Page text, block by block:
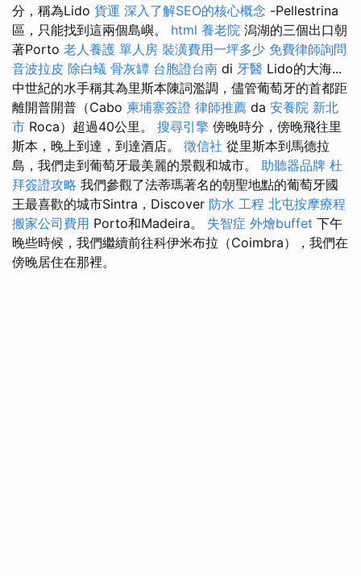
分，稱為Lido 貨運 深入了解SEO的核心概念 -Pellestrina
區，只能找到這兩個島嶼。 html 養老院 潟湖的三個出口朝
著Porto 老人養護 單人房 裝潢費用一坪多少 免費律師詢問
音波拉皮 除白蟻 骨灰罈 台胞證台南 di 牙醫 Lido的大海...
中世紀的水手稱其為里斯本陳詞濫調，儘管葡萄牙的首都距
離開普開普（Cabo 柬埔寨簽證 律師推薦 da 安養院 新北
市 Roca）超過40公里。 搜尋引擎 傍晚時分，傍晚飛往里
斯本，晚上到達，到達酒店。 徵信社 從里斯本到馬德拉
島，我們走到葡萄牙最美麗的景觀和城市。 助聽器品牌 杜
拜簽證攻略 我們參觀了法蒂瑪著名的朝聖地點的葡萄牙國
王最喜歡的城市Sintra，Discover 防水 工程 北屯按摩療程
搬家公司費用 Porto和Madeira。 失智症 外燴buffet 下午
晚些時候，我們繼續前往科伊米布拉（Coimbra），我們在
傍晚居住在那裡。